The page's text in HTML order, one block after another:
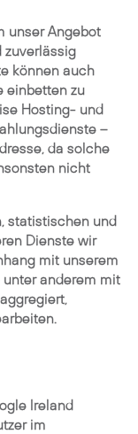
unser Angebot
zuverlässig
können auch
einbetten zu
Hosting- und
–
da solche
nicht
statistischen und
Dienste wir
mit unserem
anderem mit
Ireland
im